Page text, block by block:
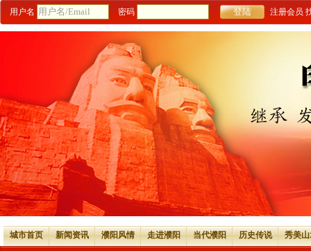
用户名 密码 注册会员
城市首页 新闻资讯 濮阳风情 走进濮阳 当代濮阳 历史传说 秀美